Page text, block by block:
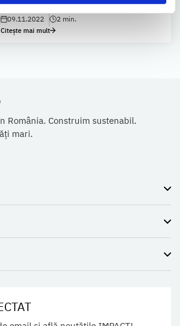
în caz de cutremur
09.11.2022 2 min.
Citește mai mult
România. Construim sustenabil.
mari.